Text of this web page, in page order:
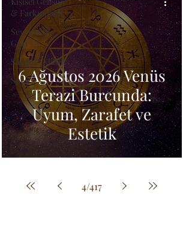
& Farkındalık
Seyehat &
Gezi
Sanat & Kültür
Spor
6 Ağustos 2026 Venüs
Terazi Burcunda:
Uyum, Zarafet ve
Estetik
4/417